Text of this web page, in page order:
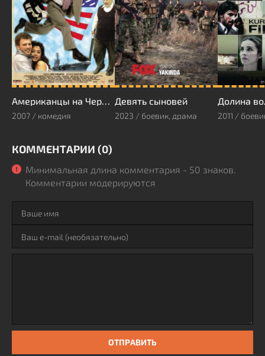
2007 / комедия
Девять сыновей
2023 / боевик, драма
КОММЕНТАРИИ (0)
Минимальная длина комментария - 50 знаков.
Комментарии модерируются
ОТПРАВИТЬ